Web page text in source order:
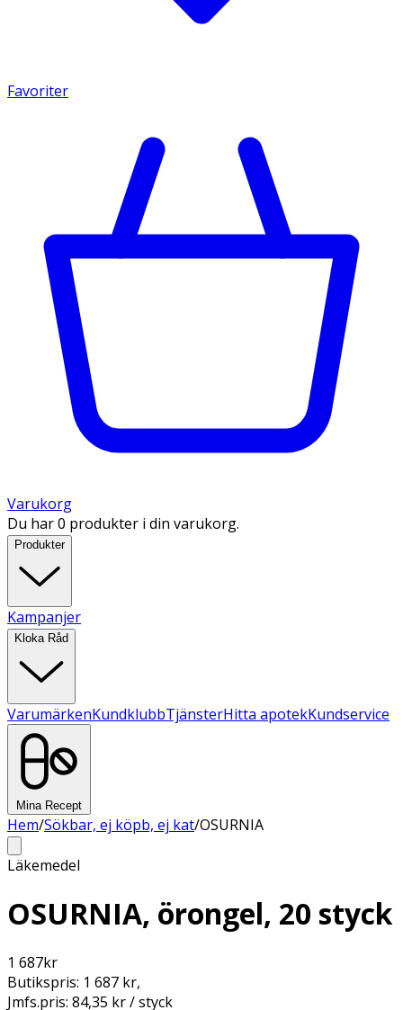
Favoriter
Varukorg
Du har 0 produkter i din varukorg.
Produkter
Kampanjer
Kloka Råd
VarumärkenKundklubbTjänsterHitta apotekKundservice
Mina Recept
Hem/Sökbar, ej köpb, ej kat/OSURNIA
Läkemedel
OSURNIA, örongel, 20 styck
1 687kr
Butikspris: 1 687 kr,
Jmfs.pris: 84,35 kr / styck